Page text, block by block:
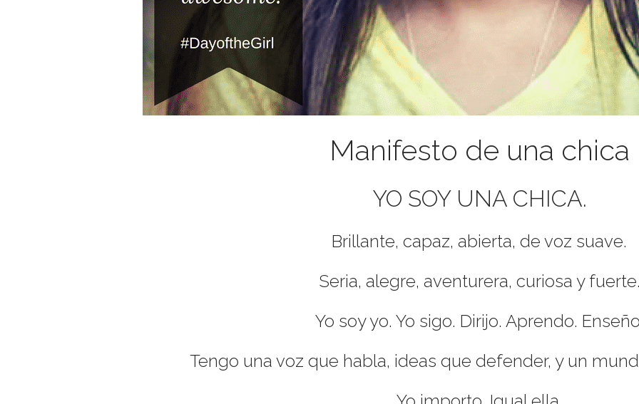
Manifesto de una chica
YO SOY UNA CHICA.
Brillante, capaz, abierta, de voz suave.
Seria, alegre, aventurera, curiosa y
Yo soy yo. Yo sigo. Dirijo. Aprendo.
Tengo una voz que habla, ideas que defender, y un